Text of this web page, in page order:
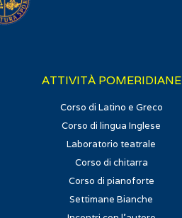
ATTIVITÀ POMERIDIANE
Corso di Latino e Greco
Corso di lingua Inglese
Laboratorio teatrale
Corso di chitarra
Corso di pianoforte
Settimane Bianche